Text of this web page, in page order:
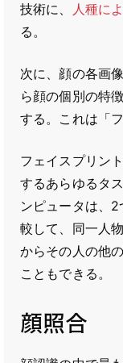
技術に、
人種に
る。
次に、顔の各画
ら顔の個別の特
する。これは「
フェイスプリン
するあらゆるタ
ンピュータは、
較して、同一人
からその人の他
こともできる。
顔照合